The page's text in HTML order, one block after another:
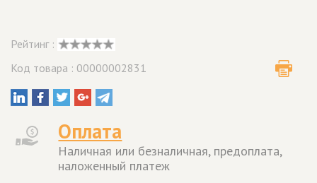
Рейтинг :
Код товара : 00000002831
Оплата
Наличная или безналичная, предоплата,
наложенный платеж